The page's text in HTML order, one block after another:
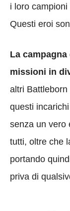
i loro
Questi eroi
La
missioni in
altri
questi
senza un vero
tutti, oltre che
portando
priva di